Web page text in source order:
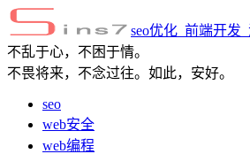
seo优化_前端开发
不乱于心，不困于情。
不畏将来，不念过往。如此，安好。
seo
web安全
web编程